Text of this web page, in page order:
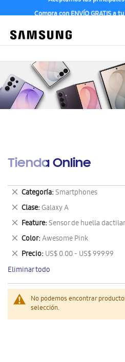
Compra con ENVÍO GRATIS a
Tienda Online
No podemos encontrar
selección.
Categoría Smartphones
Eliminar
este
artículo
Clase Galaxy A
Eliminar
este
artículo
Feature Sensor de huella dactilar
Eliminar
este
artículo
Color Awesome Pink
Eliminar
este
artículo
Precio US$ 0.00 - US$ 999.99
Eliminar
este
artículo
Eliminar todo